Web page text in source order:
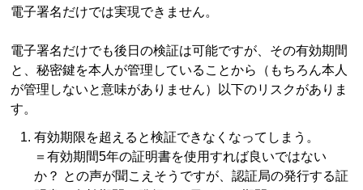
電子署名だけでは実現できません。
電子署名だけでも後日の検証は可能ですが、その有効期間
と、秘密鍵を本人が管理していることから（もちろん本人
が管理しないと意味がありません）以下のリスクがありま
す。
有効期限を超えると検証できなくなってしまう。
＝有効期間5年の証明書を使用すれば良いではない
か？ との声が聞こえそうですが、認証局の発行する証